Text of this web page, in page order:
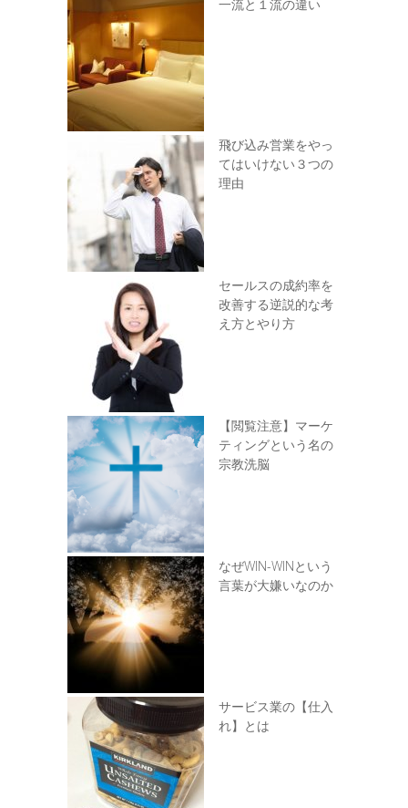
一流と１流の違い
飛び込み営業をやっ
てはいけない３つの
理由
セールスの成約率を
改善する逆説的な考
え方とやり方
【閲覧注意】マーケ
ティングという名の
宗教洗脳
なぜWIN-WINという
言葉が大嫌いなのか
サービス業の【仕入
れ】とは